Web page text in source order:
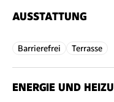
AUSSTATTUNG
Barrierefrei Terrasse
ENERGIE UND